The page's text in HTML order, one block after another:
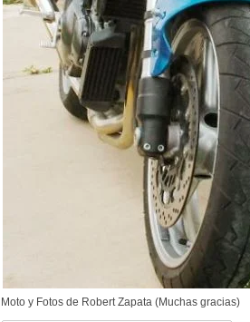
Moto y Fotos de Robert Zapata (Muchas gracias)